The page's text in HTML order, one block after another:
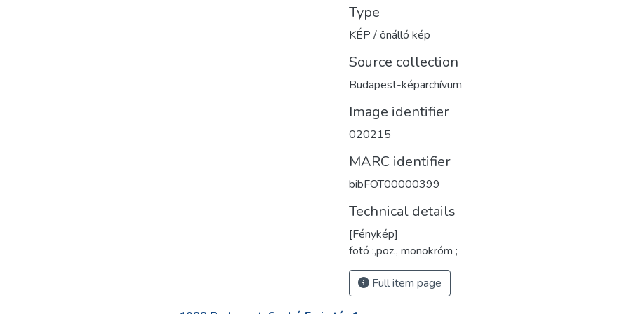
Type
KÉP / önálló kép
Source collection
Budapest-képarchívum
Image identifier
020215
MARC identifier
bibFOT00000399
Technical details
[Fénykép]
fotó :,poz., monokróm ;
Full item page